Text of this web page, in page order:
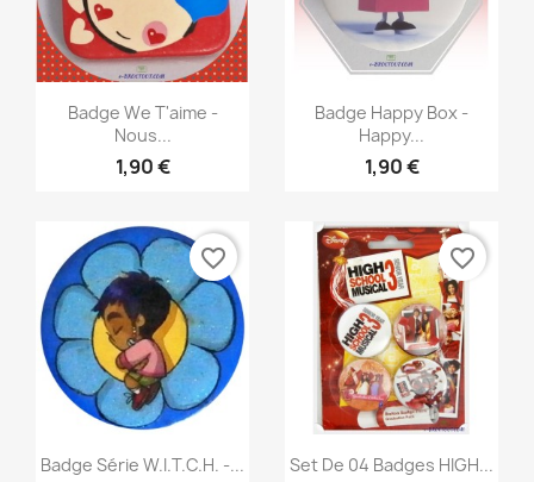
Aperçu rapide
Badge We T'aime -
Nous...
1,90 €
Aperçu rapide
Badge Happy Box -
Happy...
1,90 €
Aperçu rapide
Badge Série W.I.T.C.H. -...
favorite_border
Aperçu rapide
Set De 04 Badges HIGH...
favorite_border